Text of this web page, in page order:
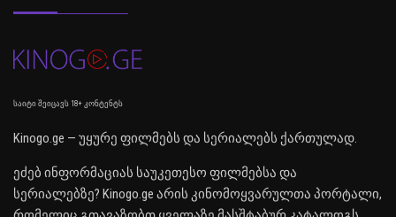
საიტი შეიცავს 18+ კონტენტს
Kinogo.ge — უყურე ფილმებს და სერიალებს ქართულად.
ეძებ ინფორმაციას საუკეთესო ფილმებსა და
სერიალებზე? Kinogo.ge არის კინომოყვარულთა პორტალი,